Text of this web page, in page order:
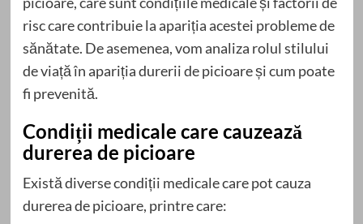
risc care contribuie la apariția acestei probleme de
sănătate. De asemenea, vom analiza rolul stilului
de viață în apariția durerii de picioare și cum poate
fi prevenită.
Condiții medicale care cauzează
durerea de picioare
Există diverse condiții medicale care pot cauza
durerea de picioare, printre care: